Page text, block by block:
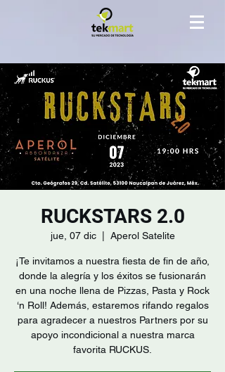
RUCKSTARS 2.0
jue, 07 dic
  |
Aperol Satelite
¡Te invitamos a nuestra fiesta de fin de año,
donde la alegría y los éxitos se fusionarán
en una noche llena de Pizzas, Pasta y Rock
‘n Roll! Además, estaremos rifando regalos
para agradecer a nuestros Partners por su
apoyo incondicional a nuestra marca
favorita RUCKUS.